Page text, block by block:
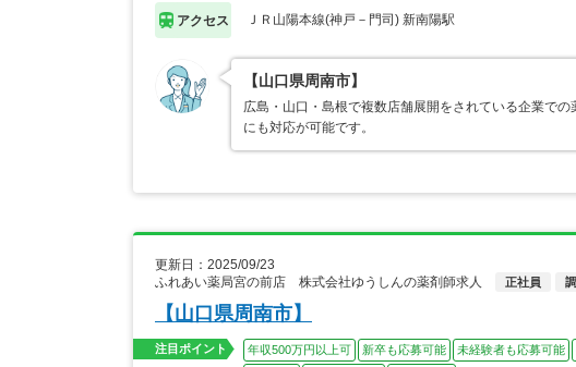
アクセス ＪＲ山陽本線(神戸－門司) 新南陽駅
【山口県周南市】
広島・山口・島根で複数店舗展開をされている企業で
にも対応が可能です。
更新日：2025/09/23
ふれあい薬局宮の前店 株式会社ゆうしんの薬剤師求人
正社員
【山口県周南市】
注目ポイント 年収500万円以上可 新卒も応募可能 未経験者も応募可能